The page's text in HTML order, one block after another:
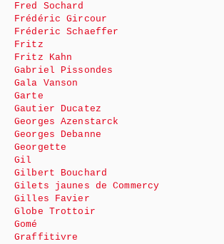
Fred Sochard
Frédéric Gircour
Fréderic Schaeffer
Fritz
Fritz Kahn
Gabriel Pissondes
Gala Vanson
Garte
Gautier Ducatez
Georges Azenstarck
Georges Debanne
Georgette
Gil
Gilbert Bouchard
Gilets jaunes de Commercy
Gilles Favier
Globe Trottoir
Gomé
Graffitivre